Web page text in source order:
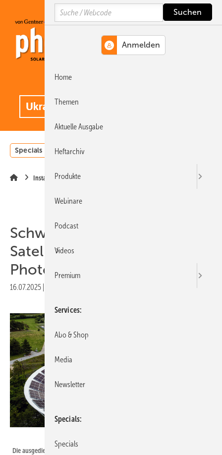
Hauptinhalt
Hauptmenü
SiteSearch
Specials Einstrahlungsatlas
Installation
Schweiz: CKW nutzt alte
Satellitenschüsseln für die
Photovoltaik
16.07.2025
Die ausgedienten Satellitenschüsseln eignen sich perfekt für die Installation
Search
Home
Themen
Aktuelle Ausgabe
Heftarchiv
Produkte
Webinare
Podcast
Videos
Premium
Services
Abo & Shop
Media
Newsletter
Specials
Specials